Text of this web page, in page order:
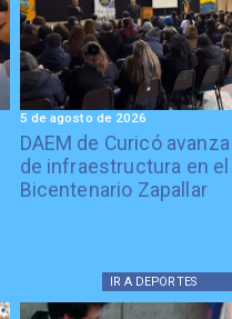
DAEM de Curicó
de infraestructura en
Bicentenario Zapallar
5 de agosto de 2026
IR A DEPORTES